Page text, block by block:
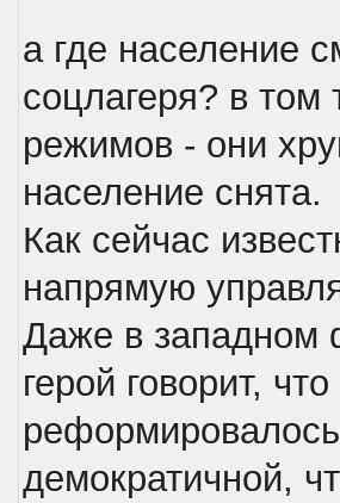
а где население
соцлагеря? в том
режимов - они
население снята.
Как сейчас
напрямую
Даже в западном
герой говорит,
демократичной,